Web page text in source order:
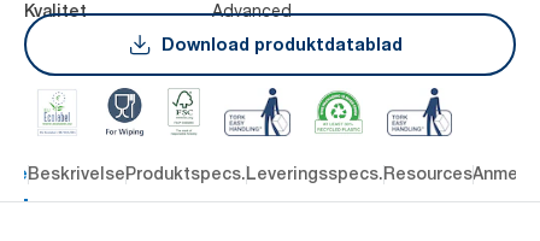
Kvalitet
Advanced
Download produktdatablad
BeskrivelseProduktspecs.Leveringsspecs.Resources